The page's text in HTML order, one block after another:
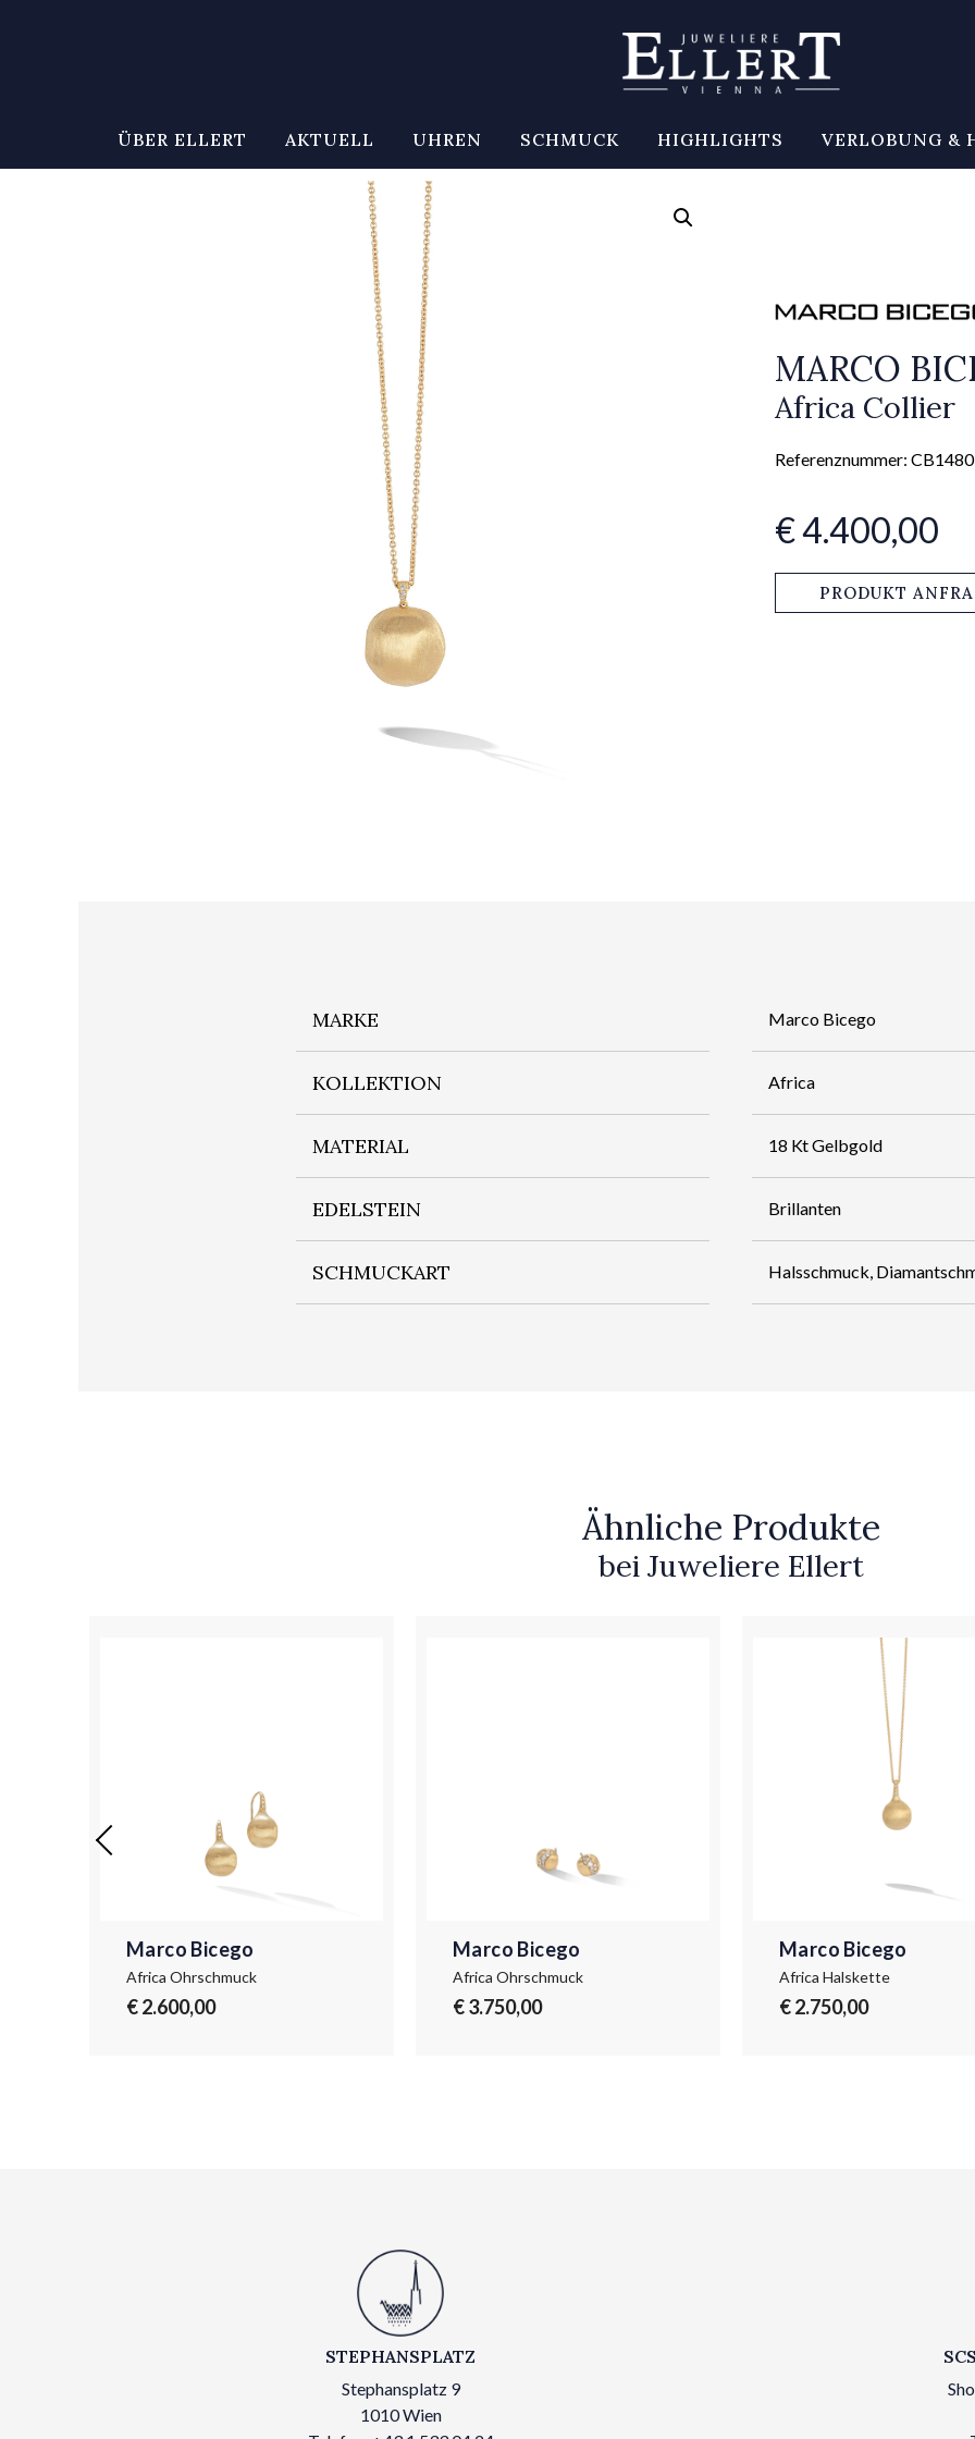
ÜBER ELLERT AKTUELL UHREN SCHMUCK HIGHLIGHTS VERLOBUNG &
MARCO
Africa Collier
Referenznummer:
€ 4.400,00
PRODUKT
MARKE Marco Bicego
KOLLEKTION Africa
MATERIAL 18 Kt Gelbgold
EDELSTEIN Brillanten
SCHMUCKART Halsschmuck,
Ähnliche Produkte
bei Juweliere Ellert
Marco Bicego
Africa Ohrschmuck
€ 2.600,00
Marco Bicego
Africa Ohrschmuck
€ 3.750,00
Marco Bicego
Africa Halskette
€ 2.750,00
STEPHANSPLATZ
Stephansplatz 9
1010 Wien